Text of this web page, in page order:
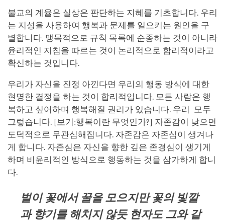
불교의 계율은 실상은 판단하는 지혜를 기초합니다. 우리
는 지성을 사용하여 행복과 문제를 일으키는 원인을 구
별합니다. 맹목적으로 규칙 목록에 순종하는 것이 아니라
윤리적인 지침을 따르는 것이 논리적으로 합리적이라고
확신하는 것입니다.
우리가 자신을 진정 아낀다면 우리의 행동 방식에 대한
현명한 결정을 하는 것이 합리적입니다. 모든 사람은 행
복하고 싶어하며 행복해질 권리가 있습니다. 우리 모두
그렇습니다. [보기:행복이란 무엇인가?] 자존감이 낮으면
도덕적으로 무관심해집니다. 자존감은 자존심이 생겨나
게 합니다. 자존심은 자신을 향한 깊은 존경심이 생기게
하며 비윤리적인 방식으로 행동하는 것을 삼가하게 합니
다.
벌이 꽃에서 꿀을 모으지만 꽃의 빛깔
과 향기를 해치지 않듯 현자도 그와 같